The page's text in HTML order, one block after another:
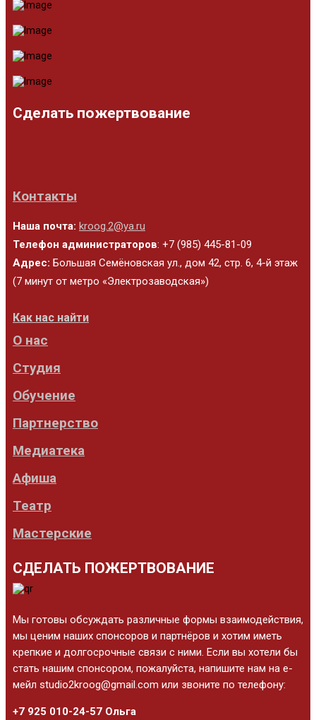
Сделать пожертвование
Контакты
Наша почта: kroog.2@ya.ru
Телефон администраторов: +7 (985) 445-81-09
Адрес: Большая Семёновская ул., дом 42, стр. 6, 4-й этаж
(7 минут от метро «Электрозаводская»)
Как нас найти
О нас
Студия
Обучение
Партнерство
Медиатека
Афиша
Театр
Мастерские
СДЕЛАТЬ ПОЖЕРТВОВАНИЕ
Мы готовы обсуждать различные формы взаимодействия,
мы ценим наших спонсоров и партнёров и хотим иметь
крепкие и долгосрочные связи с ними. Если вы хотели бы
стать нашим спонсором, пожалуйста, напишите нам на е-
мейл studio2kroog@gmail.com или звоните по телефону:
+7 925 010-24-57 Ольга